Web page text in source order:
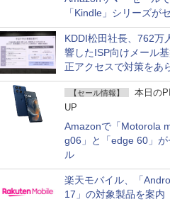
「Kindle」シリーズが
KDDI松田社長、762万
響したISP向けメール
正アクセスで対策をあ
て説明
【セール情報】
本日の
UP
Amazonで「Motorola
g06」と「edge 60」が
ル
楽天モバイル、「
17」の対象製品を案内